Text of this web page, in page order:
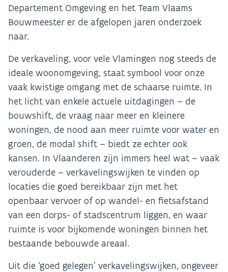
Departement Omgeving en het Team Vlaams
Bouwmeester er de afgelopen jaren onderzoek
naar.
De verkaveling, voor vele Vlamingen nog steeds de
ideale woonomgeving, staat symbool voor onze
vaak kwistige omgang met de schaarse ruimte. In
het licht van enkele actuele uitdagingen – de
bouwshift, de vraag naar meer en kleinere
woningen, de nood aan meer ruimte voor water en
groen, de modal shift – biedt ze echter ook
kansen. In Vlaanderen zijn immers heel wat – vaak
verouderde – verkavelingswijken te vinden op
locaties die goed bereikbaar zijn met het
openbaar vervoer of op wandel- en fietsafstand
van een dorps- of stadscentrum liggen, en waar
ruimte is voor bijkomende woningen binnen het
bestaande bebouwde areaal.
Uit die ‘goed gelegen’ verkavelingswijken, ongeveer